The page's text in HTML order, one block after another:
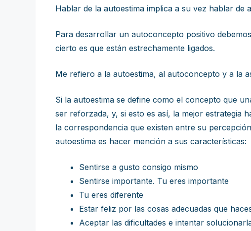
Hablar de la autoestima implica a su vez hablar de
Para desarrollar un autoconcepto positivo
cierto es que están estrechamente ligados.
Me refiero a la autoestima, al autoconcepto y a la
Si la autoestima se define como el concepto que
ser reforzada, y, si esto es así, la mejor estrategia
la correspondencia que existen entre su
autoestima es hacer mención a sus características:
Sentirse a gusto consigo mismo
Sentirse importante. Tu eres importante
Tu eres diferente
Estar feliz por las cosas adecuadas que
Aceptar las dificultades e intentar